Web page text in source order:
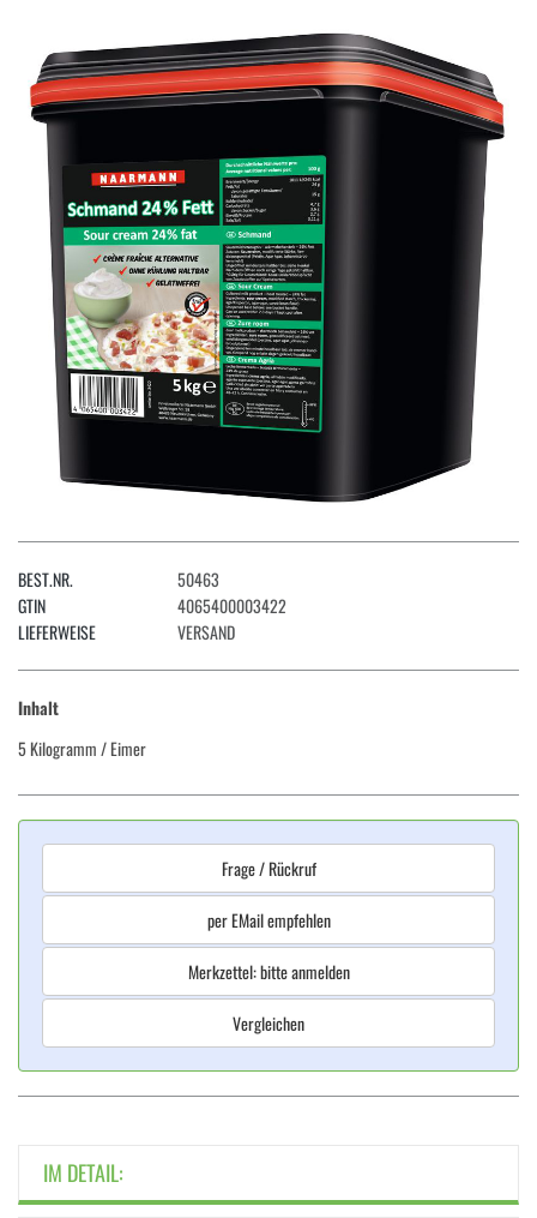
BEST.NR.
50463
GTIN
4065400003422
LIEFERWEISE
VERSAND
Inhalt
5 Kilogramm/ Eimer
Frage / Rückruf
per EMail empfehlen
Merkzettel: bitte anmelden
Vergleichen
IM DETAIL: